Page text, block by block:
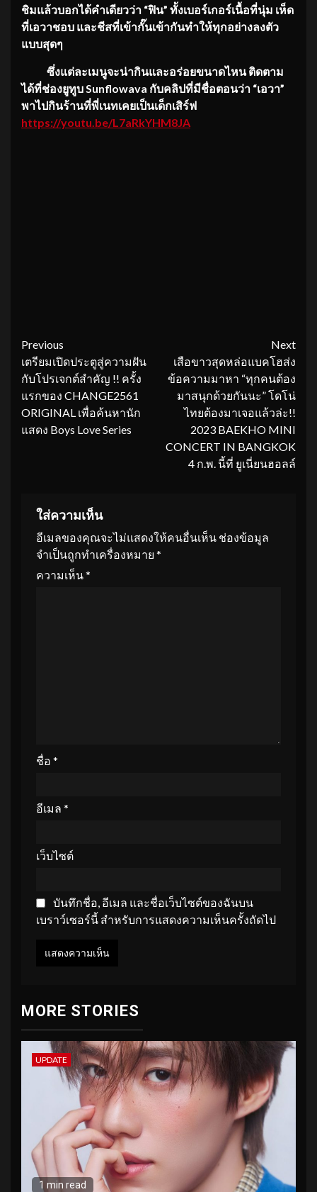
ชิมแล้วบอกได้คำเดียวว่า “ฟิน” ทั้งเบอร์เกอร์เนื้อที่นุ่ม เห็ด
ที่เอวาชอบ และชีสที่เข้ากั๊นเข้ากันทำให้ทุกอย่างลงตัว
แบบสุดๆ
ซึ่งแต่ละเมนูจะน่ากินและอร่อยขนาดไหน ติดตาม
ได้ที่ช่องยูทูบ Sunflowava กับคลิปที่มีชื่อตอนว่า “เอวา”
พาไปกินร้านที่พี่เนทเคยเป็นเด็กเสิร์ฟ
https://youtu.be/L7aRkYHM8JA
Continue
Reading
Previous
เตรียมเปิดประตูสู่ความฝัน
กับโปรเจกต์สำคัญ !! ครั้ง
แรกของ CHANGE2561
ORIGINAL เพื่อค้นหานัก
แสดง Boys Love Series
Next
เสือขาวสุดหล่อแบคโฮส่ง
ข้อความมาหา “ทุกคนต้อง
มาสนุกด้วยกันนะ” โดโน่
ไทยต้องมาเจอแล้วล่ะ!!
2023 BAEKHO MINI
CONCERT IN BANGKOK
4 ก.พ. นี้ที่ ยูเนี่ยนฮอลล์
ใส่ความเห็น
อีเมลของคุณจะไม่แสดงให้คนอื่นเห็น ช่องข้อมูล
จำเป็นถูกทำเครื่องหมาย *
ความเห็น*
ชื่อ *
อีเมล *
เว็บไซต์
บันทึกชื่อ, อีเมล และชื่อเว็บไซต์ของฉันบน
เบราว์เซอร์นี้ สำหรับการแสดงความเห็นครั้งถัดไป
MORE STORIES
UPDATE
1 min read